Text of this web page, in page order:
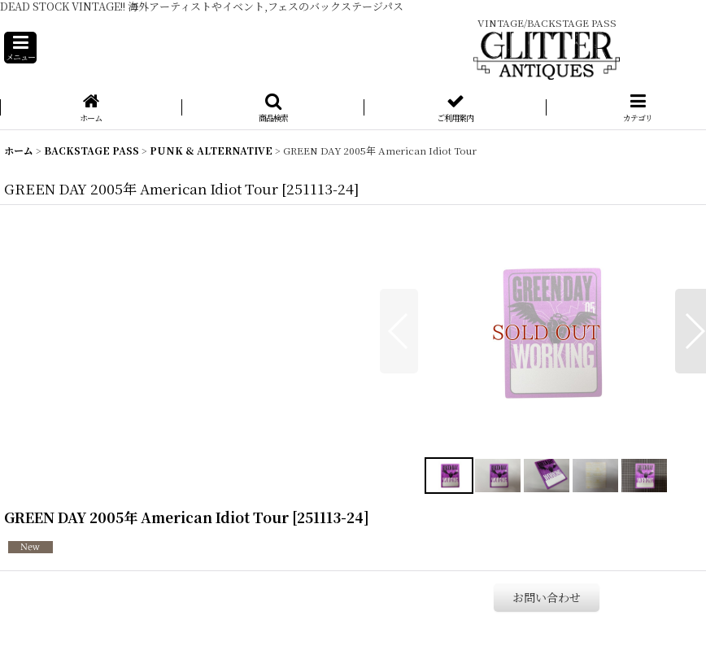
DEAD STOCK VINTAGE!! 海外アーティストやイベント,フェスのバックステージパス
VINTAGE/BACKSTAGE PASS
メニュー
ホーム 商品検索 ご利用案内 カテゴリ
ホーム > BACKSTAGE PASS > PUNK & ALTERNATIVE > GREEN DAY 2005年 American Idiot Tour
GREEN DAY 2005年 American Idiot Tour [251113-24]
GREEN DAY 2005年 American Idiot Tour [251113-24]
お問い合わせ